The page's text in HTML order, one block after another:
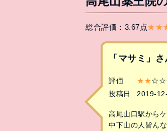
総合評価：3.67点
「マサミ」
評価 ★★
投稿日
2019-
高尾山口駅から
中下山の人皆ん